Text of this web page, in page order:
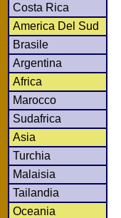
Costa Rica
America Del Sud
Brasile
Argentina
Africa
Marocco
Sudafrica
Asia
Turchia
Malaisia
Tailandia
Oceania